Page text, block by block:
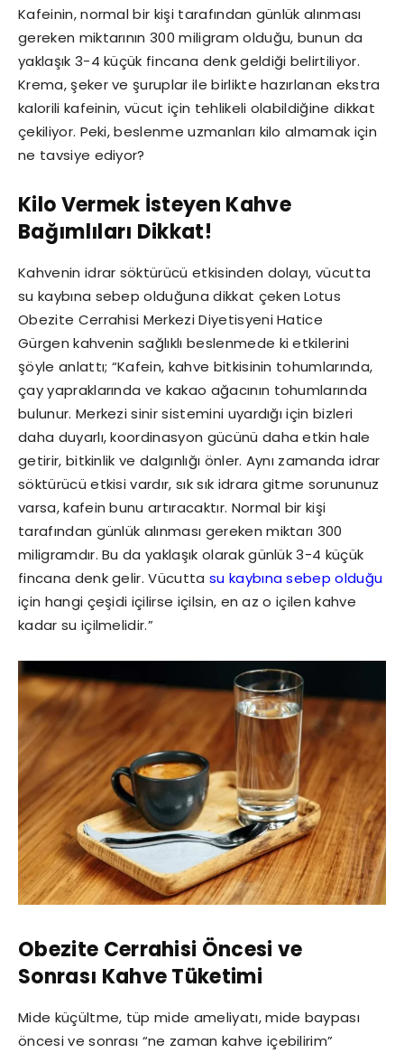
Kafeinin, normal bir kişi tarafından günlük alınması
gereken miktarının 300 miligram olduğu, bunun da
yaklaşık 3-4 küçük fincana denk geldiği belirtiliyor.
Krema, şeker ve şuruplar ile birlikte hazırlanan ekstra
kalorili kafeinin, vücut için tehlikeli olabildiğine dikkat
çekiliyor. Peki, beslenme uzmanları kilo almamak için
ne tavsiye ediyor?
Kilo Vermek İsteyen Kahve
Bağımlıları Dikkat!
Kahvenin idrar söktürücü etkisinden dolayı, vücutta
su kaybına sebep olduğuna dikkat çeken Lotus
Obezite Cerrahisi Merkezi Diyetisyeni Hatice
Gürgen kahvenin sağlıklı beslenmede ki etkilerini
şöyle anlattı; “Kafein, kahve bitkisinin tohumlarında,
çay yapraklarında ve kakao ağacının tohumlarında
bulunur. Merkezi sinir sistemini uyardığı için bizleri
daha duyarlı, koordinasyon gücünü daha etkin hale
getirir, bitkinlik ve dalgınlığı önler. Aynı zamanda idrar
söktürücü etkisi vardır, sık sık idrara gitme sorununuz
varsa, kafein bunu artıracaktır. Normal bir kişi
tarafından günlük alınması gereken miktarı 300
miligramdır. Bu da yaklaşık olarak günlük 3-4 küçük
fincana denk gelir. Vücutta su kaybına sebep olduğu
için hangi çeşidi içilirse içilsin, en az o içilen kahve
kadar su içilmelidir.”
Obezite Cerrahisi Öncesi ve
Sonrası Kahve Tüketimi
Mide küçültme, tüp mide ameliyatı, mide baypası
öncesi ve sonrası “ne zaman kahve içebilirim”